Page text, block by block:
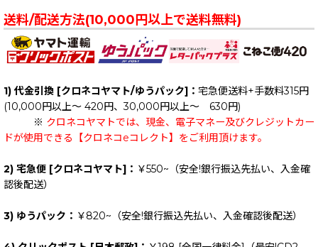
送料/配送方法(10,000円以上で送料無料)
1) 代金引換 [クロネコヤマト/ゆうパック]： 宅急便送料+手数料315円
(10,000円以上～ 420円、30,000円以上～ 630円)
※ クロネコヤマトでは、現金、電子マネー及びクレジットカー
ドが使用できる【クロネコeコレクト】をご利用頂けます。
2) 宅急便 [クロネコヤマト]： ￥550~（安全!銀行振込先払い、入金確
認後配送）
3) ゆうパック： ￥820~（安全!銀行振込先払い、入金確認後配送）